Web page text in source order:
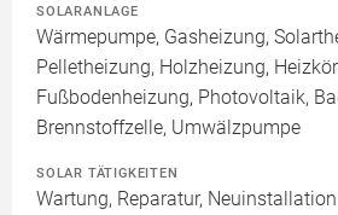
SOLARANLAGE
Wärmepumpe, Gasheizung,
Pelletheizung, Holzheizung,
Fußbodenheizung, Photovoltaik,
Brennstoffzelle, Umwälzpumpe
SOLAR TÄTIGKEITEN
Wartung, Reparatur,